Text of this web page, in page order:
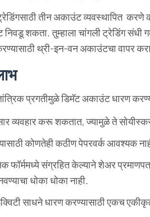
तीन अकाउंट व्यवस्थापित
शकता. तुम्हाला चांगली ट्रेडिंग संधी
थ्री-इन-वन अकाउंटचा वापर
तांत्रिक प्रगतीमुळे डिमॅट अकाउंट धारण
व्यवहार करू शकतात, ज्यामुळे ते
कोणतेही कठीण पेपरवर्क आवश्यक
फॉर्ममध्ये संग्रहित केल्याने शेअर
धोका धोका नाही.
साधने धारण करण्यासाठी एकच